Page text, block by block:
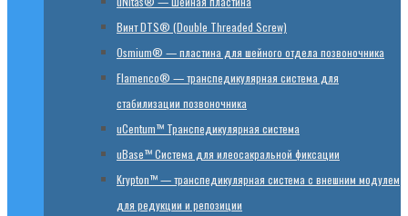
Винт DTS® (Double Threaded Screw)
Osmium® — пластина для шейного отдела позвоночника
Flamenco® — транспедикулярная система для
стабилизации позвоночника
uCentum™ Транспедикулярная система
uBase™ Cистема для илеосакральной фиксации
Krypton™ — транспедикулярная система с внешним модулем
для редукции и репозиции